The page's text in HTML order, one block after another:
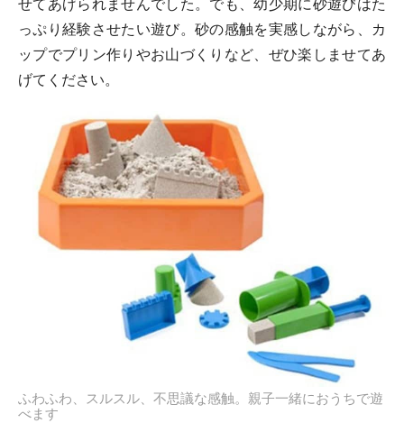
せてあげられませんでした。でも、幼少期に砂遊びはた
っぷり経験させたい遊び。砂の感触を実感しながら、カ
ップでプリン作りやお山づくりなど、ぜひ楽しませてあ
げてください。
ふわふわ、スルスル、不思議な感触。親子一緒におうちで遊
べます